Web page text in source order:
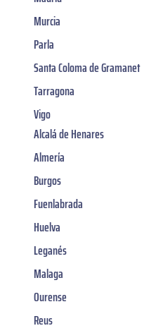
Murcia
Parla
Santa Coloma de Gramanet
Tarragona
Vigo
Alcalá de Henares
Almería
Burgos
Fuenlabrada
Huelva
Leganés
Malaga
Ourense
Reus